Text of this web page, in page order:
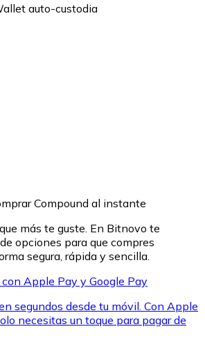
auto-custodia
Compound al instante
más te guste. En Bitnovo te
opciones para que compres
segura, rápida y sencilla.
Apple Pay y Google Pay
segundos desde tu móvil. Con Apple
necesitas un toque para pagar de